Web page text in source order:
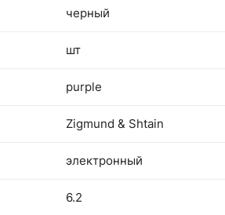
черный
шт
purple
Zigmund & Shtain
электронный
6.2